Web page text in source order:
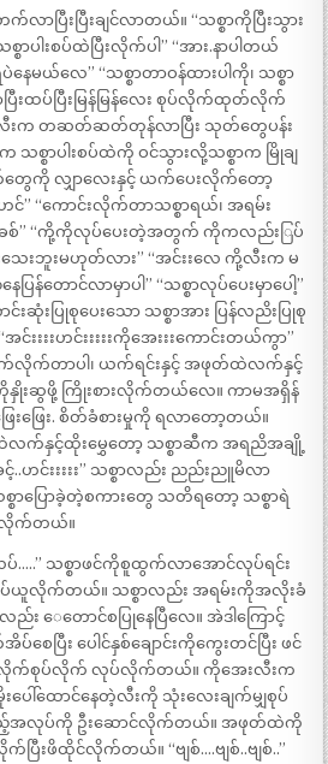
ာပြီးပြီးချင်လာတယ်။ “သစ္စာကိုပြီးသွား
စာပါးစပ်ထဲပြီးလိုက်ပါ” “အား.နာပါတယ်
ေမယ်လေ” “သစ္စာတာဝန်ထားပါကို၊ သစ္စာ
ြီးထပ်ပြီးမြန်မြန်လေး စုပ်လိုက်ထုတ်လိုက်
က တဆတ်ဆတ်တုန်လာပြီး သုတ်တွေပန်း
စာပါးစပ်ထဲကို ဝင်သွားလို့သစ္စာက မြိုချ
တွေကို လျှာလေးနှင့် ယက်ပေးလိုက်တော့
” “ကောင်းလိုက်တာသစ္စာရယ်၊ အရမ်း
..ခစ်” “ကို့ကိုလုပ်ပေးတဲ့အတွက် ကိုကလည်းြပ်
းသေးဘူးမဟုတ်လား” “အင်းးလေ ကို့လီးက မ
ြန်တောင်လာမှာပါ” “သစ္စာလုပ်ပေးမှာပေါ့”
ဆုံးပြုစုပေးသော သစ္စာအား ပြန်လညိးပြုစု
းးးဟင်းးးးးကိုအေးးးကောင်းတယ်ကွာ”
လိုက်တာပါ၊ ယက်ရင်းနှင့် အဖုတ်ထဲလက်နှင့်
ကိုနှိုးဆွဖို့ ကြိုးစားလိုက်တယ်လေ။ ကာမအရှိန်
းဖြေး. စိတ်ခံစားမှုကို ရလာတော့တယ်။
လက်နှင့်ထိုးမွှေတော့ သစ္စာဆီက အရညိအချို့
င်းးးးး” သစ္စာလည်း ညည်းညူမိလာ
ပြောခဲ့တဲ့စကားတွေ သတိရတော့ သစ္စာရဲ
လိုက်တယ်။
ပ်…..” သစ္စာဖင်ကိုစူထွက်လာအောင်လုပ်ရင်း
ယူလိုက်တယ်။ သစ္စာလည်း အရမ်းကိုအလိုးခံ
ေတောင်စပြုနေပြီလေ။ အဲဒါကြောင့်
ပြီး ပေါင်နှစ်ချောင်းကိုကွေးတင်ပြီး ဖင်
စုပ်လိုက် လုပ်လိုက်တယ်။ ကိုအေးလီးက
ပေါ်ထောင်နေတဲ့လီးကို သုံးလေးချက်မျှစုပ်
သည့်အလုပ်ကို ဦးဆောင်လိုက်တယ်။ အဖုတ်ထဲကို
းဖိထိုင်လိုက်တယ်။ “ဗျစ်….ဗျစ်..ဗျစ်..”